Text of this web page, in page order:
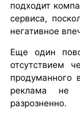
подходит
сервиса,
негативное
Еще один
отсутствием
продуманного
реклама не
разрозненно.